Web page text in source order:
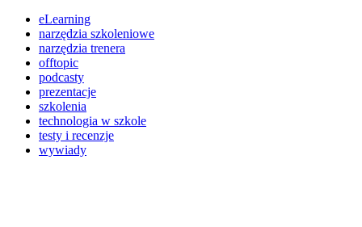
eLearning
narzędzia szkoleniowe
narzędzia trenera
offtopic
podcasty
prezentacje
szkolenia
technologia w szkole
testy i recenzje
wywiady